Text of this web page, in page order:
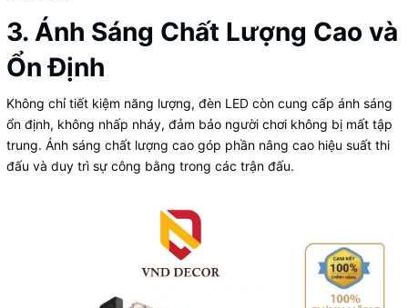
3. Ánh Sáng Chất Lượng Cao và
Ổn Định
Không chỉ tiết kiệm năng lượng, đèn LED còn cung cấp ánh sáng
ổn định, không nhấp nháy, đảm bảo người chơi không bị mất tập
trung. Ánh sáng chất lượng cao góp phần nâng cao hiệu suất thi
đấu và duy trì sự công bằng trong các trận đấu.